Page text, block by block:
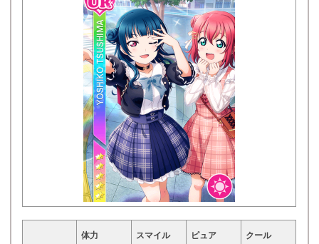
体力 スマイル ピュア クール